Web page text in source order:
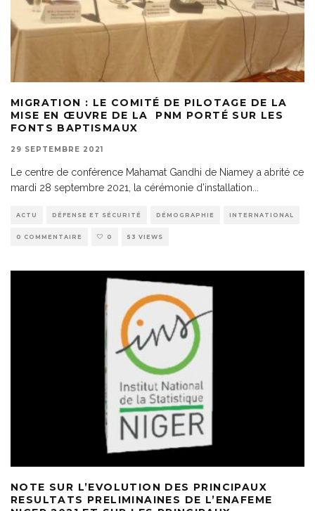
MIGRATION : LE COMITÉ DE PILOTAGE DE LA
MISE EN ŒUVRE DE LA PNM PORTÉ SUR LES
FONTS BAPTISMAUX
29 SEPTEMBRE 2021
Le centre de conférence Mahamat Gandhi de Niamey a abrité ce
mardi 28 septembre 2021, la cérémonie d’installation
ACTU DÉFENSE ET SÉCURITÉ DÉMOGRAPHIE INTERNATIONAL
0 COMMENTAIRE 0 53 VIEWS
NOTE SUR L’EVOLUTION DES PRINCIPAUX
RESULTATS PRELIMINAINES DE L’ENAFEME